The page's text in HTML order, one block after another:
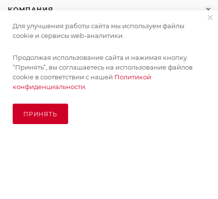
КОМПАНИЯ
ИНФОРМАЦИЯ
ПОМОЩЬ
ПОДПИСАТЬСЯ НА РАССЫЛКУ
Для улучшения работы сайта мы используем файлы
cookie и сервисы web-аналитики.
Продолжая использование сайта и нажимая кнопку
“Принять”, вы соглашаетесь на использование файлов
cookie в соответствии с нашей Политикой
конфиденциальности.
ПРИНЯТЬ